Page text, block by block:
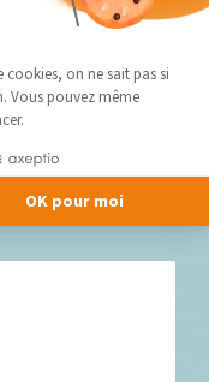
et actus
on ne sait pas si
Vous pouvez même
OK pour moi